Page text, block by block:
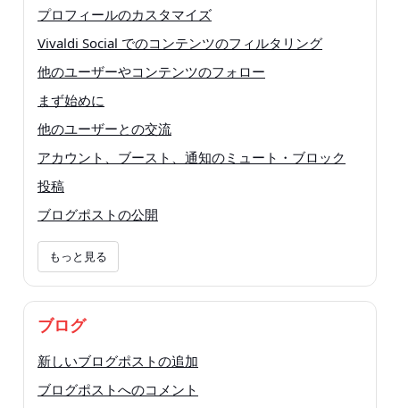
プロフィールのカスタマイズ
Vivaldi Social でのコンテンツのフィルタリング
他のユーザーやコンテンツのフォロー
まず始めに
他のユーザーとの交流
アカウント、ブースト、通知のミュート・ブロック
投稿
ブログポストの公開
もっと見る
ブログ
新しいブログポストの追加
ブログポストへのコメント